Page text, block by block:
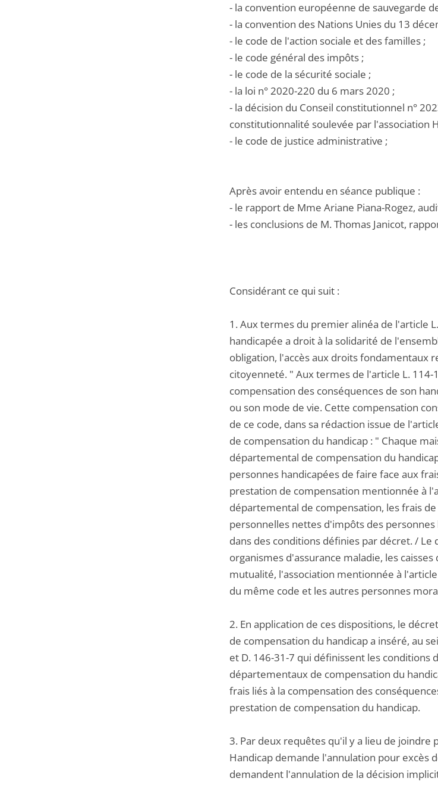
- la convention européenne de sauvegarde
- la convention des Nations Unies du 13
- le code de l'action sociale et des familles ;
- le code général des impôts ;
- le code de la sécurité sociale ;
- la loi n° 2020-220 du 6 mars 2020 ;
- la décision du Conseil constitutionnel n°
constitutionnalité soulevée par l'association
- le code de justice administrative ;
Après avoir entendu en séance publique :
- le rapport de Mme Ariane Piana-Rogez,
- les conclusions de M. Thomas Janicot,
Considérant ce qui suit :
1. Aux termes du premier alinéa de l'article
handicapée a droit à la solidarité de
obligation, l'accès aux droits fondamentaux
citoyenneté. " Aux termes de l'article L.
compensation des conséquences de son
ou son mode de vie. Cette compensation
de ce code, dans sa rédaction issue de
de compensation du handicap : " Chaque
départemental de compensation du
personnes handicapées de faire face aux
prestation de compensation mentionnée à
départemental de compensation, les frais
personnelles nettes d'impôts des
dans des conditions définies par décret. /
organismes d'assurance maladie, les
mutualité, l'association mentionnée à
du même code et les autres personnes
2. En application de ces dispositions, le
de compensation du handicap a inséré, au
et D. 146-31-7 qui définissent les conditions
départementaux de compensation du
frais liés à la compensation des
prestation de compensation du handicap.
3. Par deux requêtes qu'il y a lieu de joindre
Handicap demande l'annulation pour excès
demandent l'annulation de la décision